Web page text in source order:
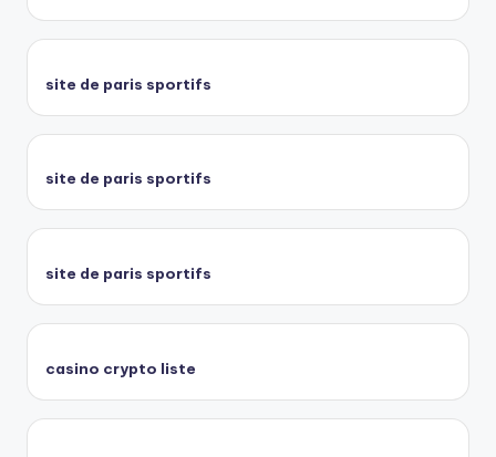
site de paris sportifs
site de paris sportifs
site de paris sportifs
casino crypto liste